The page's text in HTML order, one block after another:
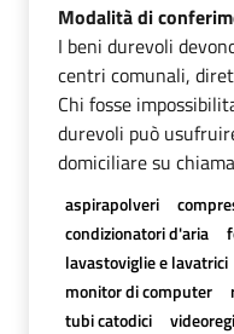
Modalità di
I beni durevoli
centri comunali,
Chi fosse
durevoli può
domiciliare su
aspirapolveri
condizionatori d'aria
lavastoviglie e lavatrici
monitor di computer
tubi catodici